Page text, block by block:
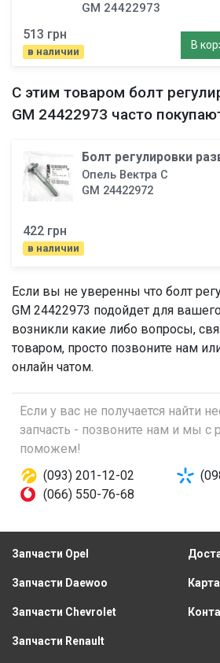
GM 24422973
513 грн
в наличии
В
С этим товаром болт
GM 24422973 часто
Болт регулировки
Опель Вектра C
GM 24422972
422 грн
в наличии
Если вы не уверенны что болт
GM 24422973 подойдет для
возникли какие либо вопросы,
товаром, просто позвоните нам
онлайн чатом.
Если у вас не получается найти
запчасть - позвоните нам и мы с
поможем!
(093) 201-12-02
(066) 550-76-68
Запчасти Opel
Запчасти Daewoo
Запчасти Chevrolet
Запчасти Renault